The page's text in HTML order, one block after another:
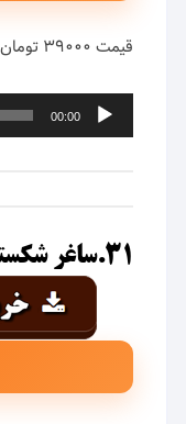
قیمت ۳۹۰۰۰ تومان
پخش‌کننده
صوت
00:00
۳۱.ساغر شکسته (ویولن)